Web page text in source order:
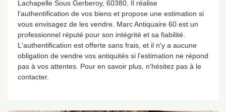
Lachapelle Sous Gerberoy, 60380. Il réalise
l'authentification de vos biens et propose une estimation si
vous envisagez de les vendre. Marc Antiquaire 60 est un
professionnel réputé pour son intégrité et sa fiabilité.
L'authentification est offerte sans frais, et il n'y a aucune
obligation de vendre vos antiquités si l'estimation ne répond
pas à vos attentes. Pour en savoir plus, n'hésitez pas à le
contacter.